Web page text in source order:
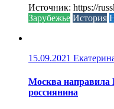
Источник: https://
Зарубежье История
15.09.2021
Москва направила
россиянина